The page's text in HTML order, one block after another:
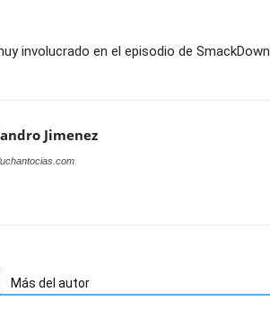
involucrado en el episodio de SmackDown
Jimenez
Más del autor